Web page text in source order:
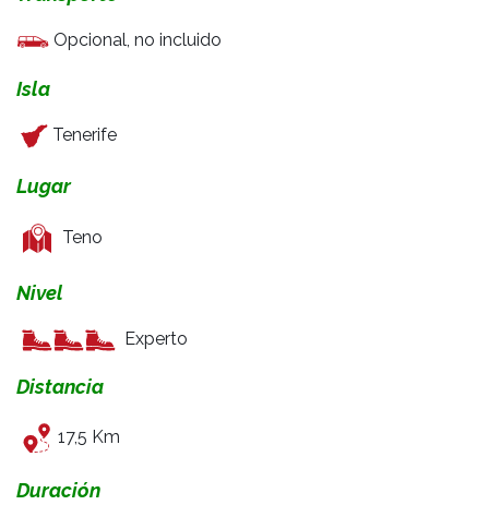
Opcional, no incluido
Isla
Tenerife
Lugar
Teno
Nivel
Experto
Distancia
17,5 Km
Duración